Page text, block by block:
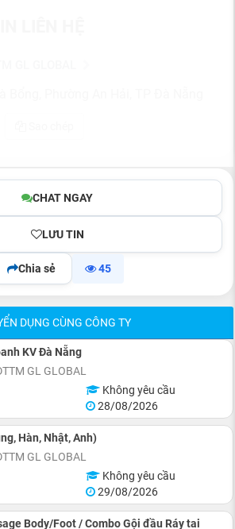
CHAT NGAY
LƯU TIN
Chia sẻ 45
DỤNG CÙNG CÔNG TY
KV Đà Nẵng
GL GLOBAL
Không yêu cầu
28/08/2026
Hàn, Nhật, Anh)
GL GLOBAL
Không yêu cầu
29/08/2026
Body/Foot / Combo Gội đầu Ráy tai